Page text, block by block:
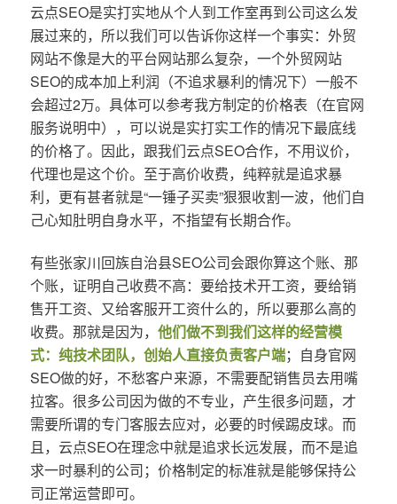
云点SEO是实打实地从个人到工作室再到公司这么发
展过来的，所以我们可以告诉你这样一个事实：外贸
网站不像是大的平台网站那么复杂，一个外贸网站
SEO的成本加上利润（不追求暴利的情况下）一般不
会超过2万。具体可以参考我方制定的价格表（在官网
服务说明中），可以说是实打实工作的情况下最底线
的价格了。因此，跟我们云点SEO合作，不用议价，
代理也是这个价。至于高价收费，纯粹就是追求暴
利，更有甚者就是“一锤子买卖”狠狠收割一波，他们自
己心知肚明自身水平，不指望有长期合作。
有些张家川回族自治县SEO公司会跟你算这个账、那
个账，证明自己收费不高：要给技术开工资，要给销
售开工资、又给客服开工资什么的，所以要那么高的
收费。那就是因为， 他们做不到我们这样的经营模
式：纯技术团队，创始人直接负责客户端；自身官网
SEO做的好，不愁客户来源，不需要配销售员去用嘴
拉客。很多公司因为做的不专业，产生很多问题，才
需要所谓的专门客服去应对，必要的时候踢皮球。而
且，云点SEO在理念中就是追求长远发展，而不是追
求一时暴利的公司；价格制定的标准就是能够保持公
司正常运营即可。